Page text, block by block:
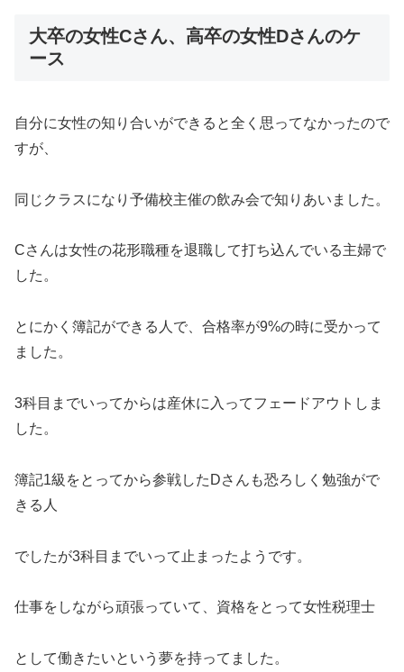
大卒の女性Cさん、高卒の女性Dさんのケ
ース
自分に女性の知り合いができると全く思ってなかったので
すが、
同じクラスになり予備校主催の飲み会で知りあいました。
Cさんは女性の花形職種を退職して打ち込んでいる主婦で
した。
とにかく簿記ができる人で、合格率が9%の時に受かって
ました。
3科目までいってからは産休に入ってフェードアウトしま
した。
簿記1級をとってから参戦したDさんも恐ろしく勉強がで
きる人
でしたが3科目までいって止まったようです。
仕事をしながら頑張っていて、資格をとって女性税理士
として働きたいという夢を持ってました。